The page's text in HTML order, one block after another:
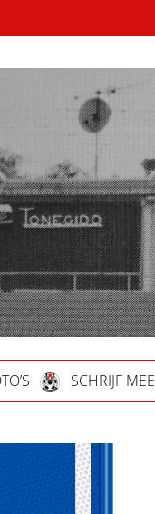
SCHRIJF MEE